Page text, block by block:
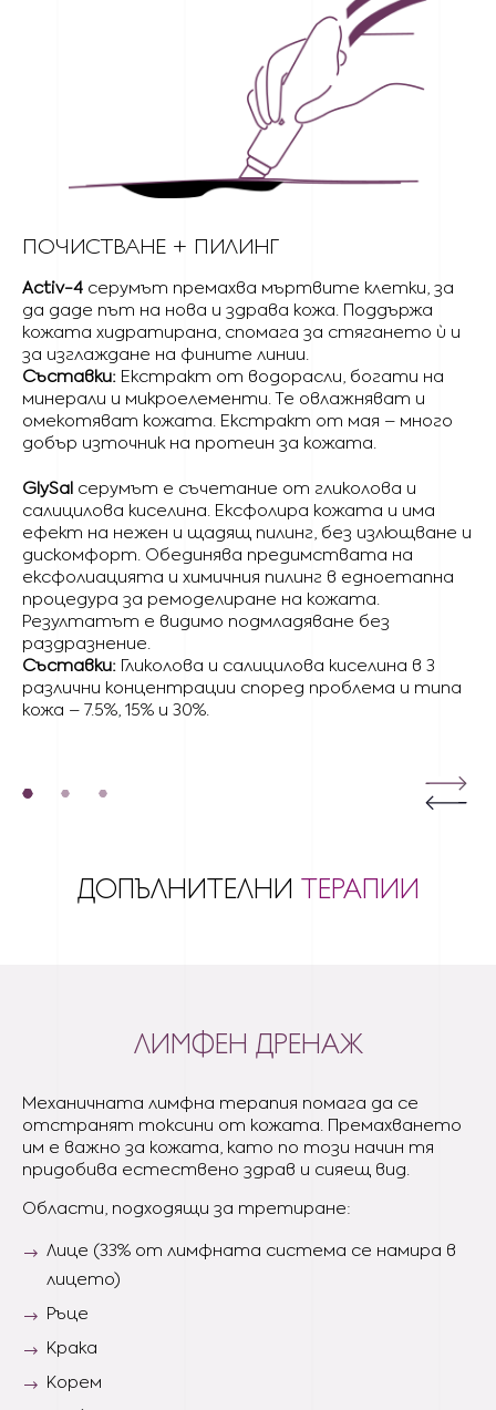
ПОЧИСТВАНЕ + ПИЛИНГ
Activ-4 серумът премахва мъртвите клетки, за
да даде път на нова и здрава кожа. Поддържа
кожата хидратирана, спомага за стягането ù и
за изглаждане на фините линии.
Съставки: Eкстракт от водорасли, богати на
минерали и микроелементи. Те овлажняват и
омекотяват кожата. Екстракт от мая – много
добър източник на протеин за кожата.
GlySal серумът е съчетание от гликолова и
салицилова киселина. Ексфолира кожата и има
ефект на нежен и щадящ пилинг, без излющване и
дискомфорт. Обединява предимствата на
ексфолиацията и химичния пилинг в едноетапна
процедура за ремоделиране на кожата.
Резултатът е видимо подмладяване без
раздразнение.
Съставки: Гликолова и салицилова киселина в 3
различни концентрации според проблема и типа
кожа – 7.5%, 15% и 30%.
ДОПЪЛНИТЕЛНИ ТЕРАПИИ
ЛИМФЕН ДРЕНАЖ
Механичната лимфна терапия помага да се
отстранят токсини от кожата. Премахването
им е важно за кожата, като по този начин тя
придобива естествено здрав и сияещ вид.
Области, подходящи за третиране:
Лице (33% от лимфната система се намира в
лицето)
Ръце
Крака
Корем